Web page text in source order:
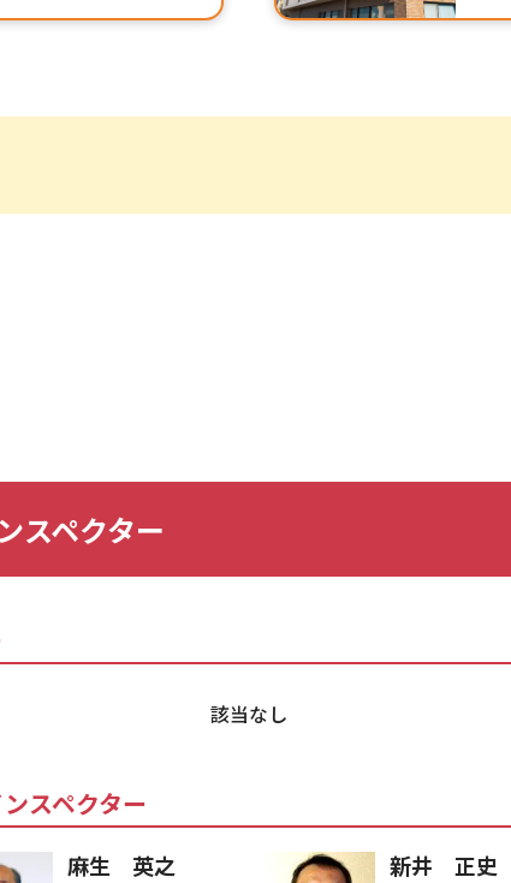
スペクター
該当なし
スペクター
麻生 英之 新井 正史